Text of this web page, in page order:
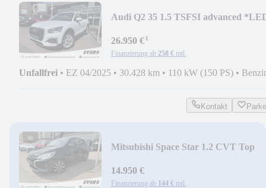
Audi Q2 35 1.5 TSFSI advanced
26.950 €¹
Finanzierung ab 258 € mtl.
Unfallfrei • EZ 04/2025 • 30.428 km • 110 kW (150 PS) •
Kontakt
Mitsubishi Space Star 1.2 CVT Top
14.950 €
Finanzierung ab 144 € mtl.